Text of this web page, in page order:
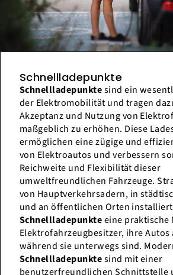
Schnellladepunkte
Schnellladepunktesind ein
der Elektromobilität und tragen
Akzeptanz und Nutzung von
maßgeblich zu erhöhen. Diese
ermöglichen eine zügige und
von Elektroautos und verbessern
Reichweite und Flexibilität dieser
umweltfreundlichen Fahrzeuge.
von Hauptverkehrsadern, in
und an öffentlichen Orten
Schnellladepunkteeine
Elektrofahrzeugbesitzer, ihre
während sie unterwegs sind.
Schnellladepunktesind mit einer
benutzerfreundlichen Schnittstelle